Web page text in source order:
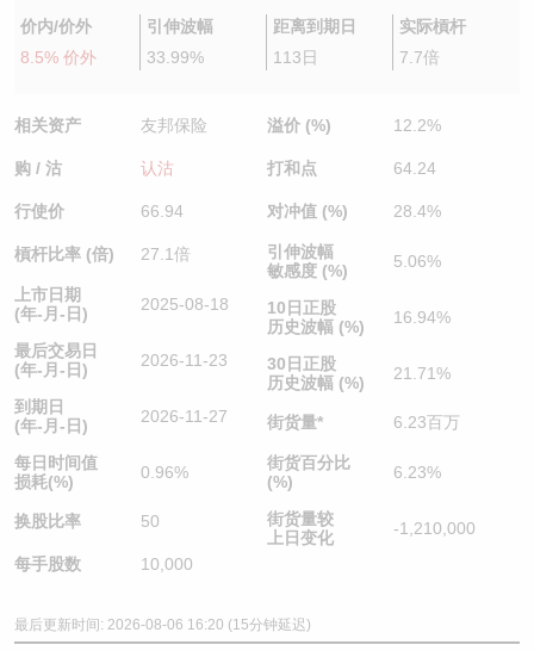
价内/价外
8.5% 价外
引伸波幅
33.99%
距离到期日
113日
实际槓杆
7.7倍
相关资产 友邦保险
购 / 沽 认沽
行使价 66.94
槓杆比率 (倍) 27.1倍
上市日期
(年-月-日)
2025-08-18
最后交易日
(年-月-日)
2026-11-23
到期日
(年-月-日)
2026-11-27
每日时间值
损耗(%)
0.96%
换股比率 50
每手股数 10,000
溢价 (%) 12.2%
打和点 64.24
对冲值 (%) 28.4%
引伸波幅
敏感度 (%)
5.06%
10日正股
历史波幅 (%)
16.94%
30日正股
历史波幅 (%)
21.71%
街货量* 6.23百万
街货百分比
(%)
6.23%
街货量较
上日变化
-1,210,000
最后更新时间: 2026-08-06 16:20 (15分钟延迟)